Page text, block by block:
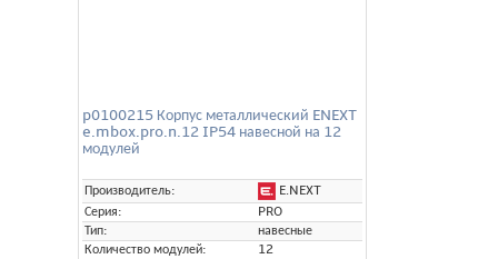
p0100215 Корпус металлический ENEXT
e.mbox.pro.n.12 IP54 навесной на 12
модулей
Производитель:
E.NEXT
Серия:
PRO
Тип:
навесные
Количество модулей:
12